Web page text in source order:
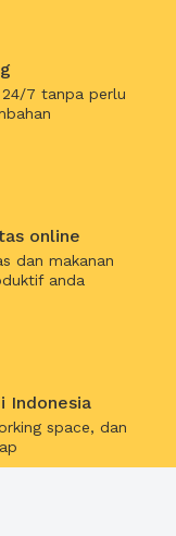
7 tanpa perlu
online
dan makanan
anda
Indonesia
space, dan